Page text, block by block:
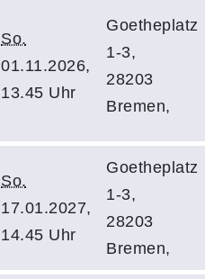
So.
01.11.2026,
13.45 Uhr
Goetheplatz
1-3,
28203
Bremen,
So.
17.01.2027,
14.45 Uhr
Goetheplatz
1-3,
28203
Bremen,